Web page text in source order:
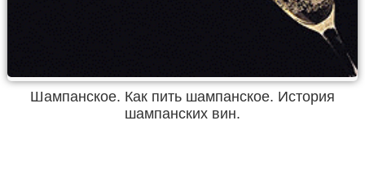
Шампанское. Как пить шампанское. История
шампанских вин.